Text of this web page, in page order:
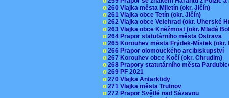
o 260 Vlajka města Miletín (okr. Jičín)
o 261 Vlajka obce Tetín (okr. Jičín)
o 262 Vlajka obce Velehrad (okr. Uherské
o 263 Vlajka obce Kněžmost (okr. Mladá
o 264 Prapor statutárního města Ostrava
o 265 Korouhev města Frýdek-Místek
o 266 Prapor olomouckého arcibiskupství
o 267 Korouhev obce Kočí (okr. Chrudim)
o 268 Prapory statutárního města
o 269 PF 2021
o 270 Vlajka Antarktidy
o 271 Vlajka města Trutnov
o 272 Prapor Světlé nad Sázavou